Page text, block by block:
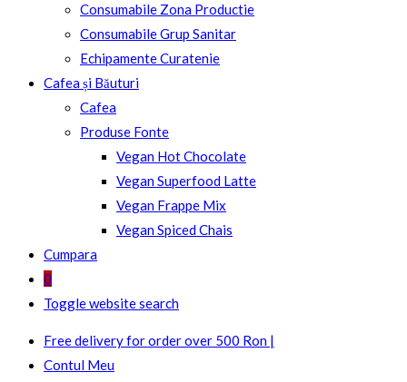
Consumabile Zona Productie
Consumabile Grup Sanitar
Echipamente Curatenie
Cafea și Băuturi
Cafea
Produse Fonte
Vegan Hot Chocolate
Vegan Superfood Latte
Vegan Frappe Mix
Vegan Spiced Chais
Cumpara
0
Toggle website search
Free delivery for order over 500 Ron |
Contul Meu